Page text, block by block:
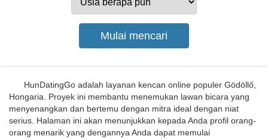
HunDatingGo adalah layanan kencan online populer Gödöllő,
Hongaria. Proyek ini membantu menemukan lawan bicara yang
menyenangkan dan bertemu dengan mitra ideal dengan niat
serius. Halaman ini akan menunjukkan kepada Anda profil orang-
orang menarik yang dengannya Anda dapat memulai